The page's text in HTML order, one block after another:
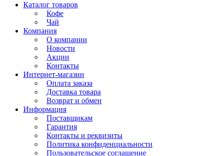
Каталог товаров
Кофе
Чай
Компания
О компании
Новости
Акции
Контакты
Интернет-магазин
Оплата заказа
Доставка товара
Возврат и обмен
Информация
Поставщикам
Гарантия
Контакты и реквизиты
Политика конфиденциальности
Пользовательское соглашение